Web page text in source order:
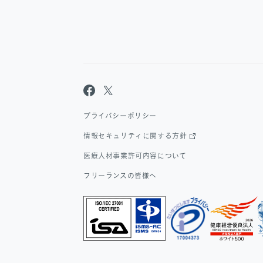
プライバシーポリシー
情報セキュリティに関する方針
医療人材事業許可内容について
フリーランスの皆様へ